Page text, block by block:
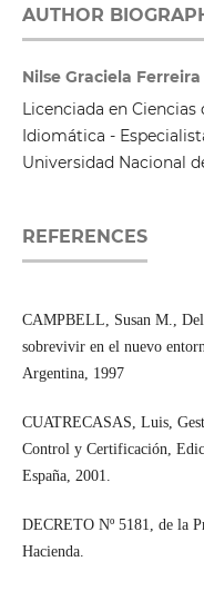
AUTHOR
Nilse Graciela
Licenciada en
Idiomática -
Universidad Nacional
REFERENCES
CAMPBELL, Susan M., Del
sobrevivir en el nuevo
Argentina, 1997
CUATRECASAS, Luis,
Control y Certificación,
España, 2001.
DECRETO Nº 5181, de la
Hacienda.